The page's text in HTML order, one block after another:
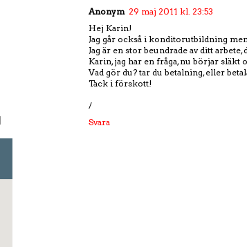
Anonym 29 maj 2011 kl. 23:53
Hej Karin!
Jag går också i konditorutbildning
Jag är en stor beundrade av ditt arbete,
Karin, jag har en fråga, nu börjar släkt
Vad gör du? tar du betalning, eller
Tack i förskott!
/
Svara